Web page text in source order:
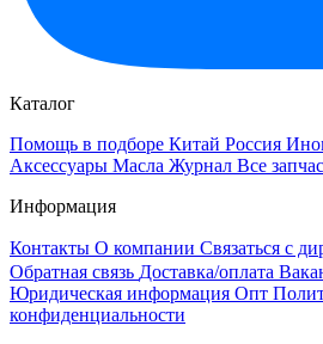
Каталог
Помощь в подборе Китай Россия
Аксессуары Масла Журнал Все
Информация
Контакты О компании Связаться с
Обратная связь Доставка/оплата
Юридическая информация Опт
конфиденциальности